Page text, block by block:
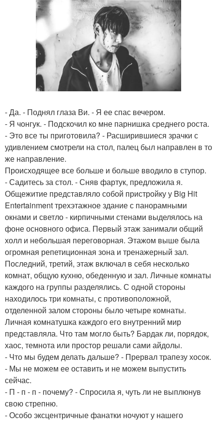
- Да. - Поднял глаза Ви. - Я ее спас вечером.
- Я чонгук. - Подскочил ко мне парнишка среднего роста.
- Это все ты приготовила? - Расширившиеся зрачки с
удивлением смотрели на стол, палец был направлен в то
же направление.
Происходящее все больше и больше вводило в ступор.
- Садитесь за стол. - Сняв фартук, предложила я.
Общежитие представляло собой пристройку у Big Hit
Entertainment трехэтажное здание с панорамными
окнами и светло - кирпичными стенами выделялось на
фоне основного офиса. Первый этаж занимали общий
холл и небольшая переговорная. Этажом выше была
огромная репетиционная зона и тренажерный зал.
Последний, третий, этаж включал в себя несколько
комнат, общую кухню, обеденную и зал. Личные комнаты
каждого на группы разделялись. С одной стороны
находилось три комнаты, с противоположной,
отделенной залом стороны было четыре комнаты.
Личная комнатушка каждого его внутренний мир
представляла. Что там могло быть? Бардак ли, порядок,
хаос, темнота или простор решали сами айдолы.
- Что мы будем делать дальше? - Прервал трапезу хосок.
- Мы не можем ее оставить и не можем выпустить
сейчас.
- П - п - п - почему? - Спросила я, чуть ли не выплюнув
свою стрепню.
- Особо эксцентричные фанатки ночуют у нашего